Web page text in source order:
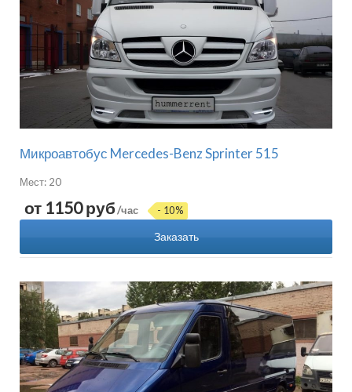
Микроавтобус Mercedes-Benz Sprinter 515
Мест: 20
от 1150 руб/час - 10%
Заказать